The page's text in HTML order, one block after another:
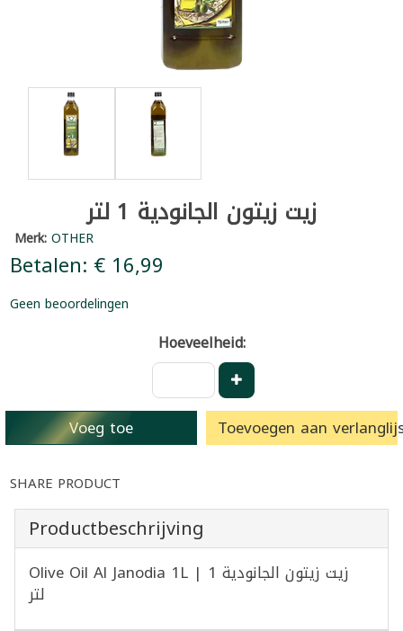
زيت زيتون الجانودية 1 لتر
Merk:OTHER
Betalen: € 16,99
Geen beoordelingen
Hoeveelheid:
Voeg toe Toevoegen aan
SHARE PRODUCT
Productbeschrijving
Olive Oil Al Janodia 1L | زيت زيتون الجانودية 1
لتر